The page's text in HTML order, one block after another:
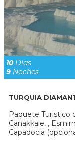
10Días
9 Noches
TURQUIA
Paquete Turistico
Canakkale, ,
Capadocia